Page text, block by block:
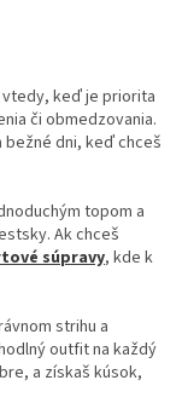
keď je priorita
či obmedzovania.
bežné dni, keď chceš
topom a
Ak chceš
súpravy, kde k
strihu a
outfit na každý
a získaš kúsok,